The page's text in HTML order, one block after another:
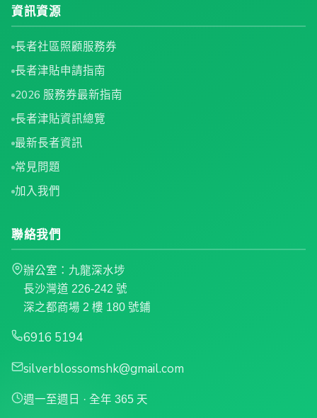
資訊資源
長者社區照顧服務券
長者津貼申請指南
2026 服務券最新指南
長者津貼資訊總覽
最新長者資訊
常見問題
加入我們
聯絡我們
辦公室：九龍深水埗
長沙灣道 226-242 號
深之都商場 2 樓 180 號鋪
6916 5194
silverblossomshk@gmail.com
週一至週日 · 全年 365 天